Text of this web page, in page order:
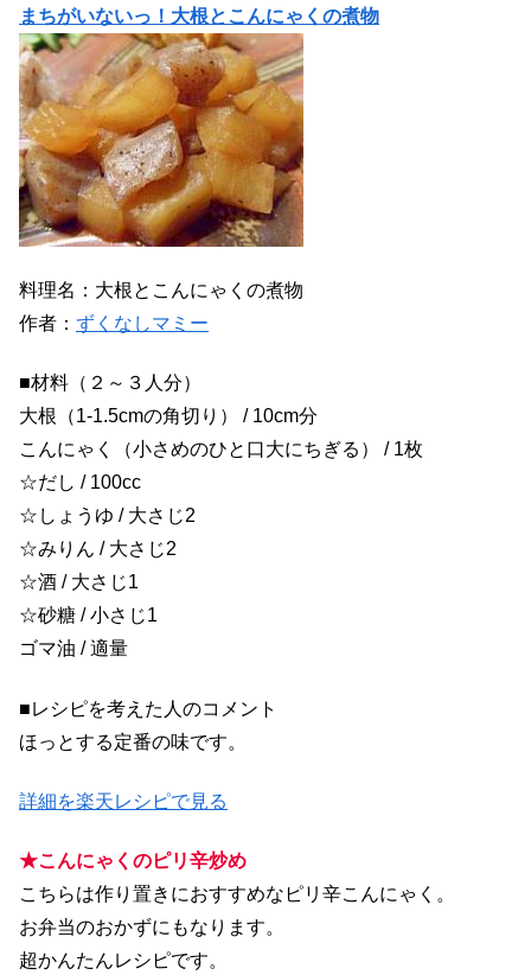
まちがいないっ！大根とこんにゃくの煮物
料理名：大根とこんにゃくの煮物
作者： ずくなしマミー
■材料（２～３人分）
大根（1-1.5cmの角切り） / 10cm分
こんにゃく（小さめのひと口大にちぎる） / 1枚
☆だし / 100cc
☆しょうゆ / 大さじ2
☆みりん / 大さじ2
☆酒 / 大さじ1
☆砂糖 / 小さじ1
ゴマ油 / 適量
■レシピを考えた人のコメント
ほっとする定番の味です。
詳細を楽天レシピで見る
★こんにゃくのピリ辛炒め
こちらは作り置きにおすすめなピリ辛こんにゃく。
お弁当のおかずにもなります。
超かんたんレシピです。